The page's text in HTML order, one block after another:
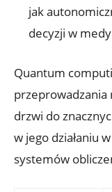
jak
decyzji w
Quantum
przeprowadzania
drzwi do
w jego działaniu
systemów